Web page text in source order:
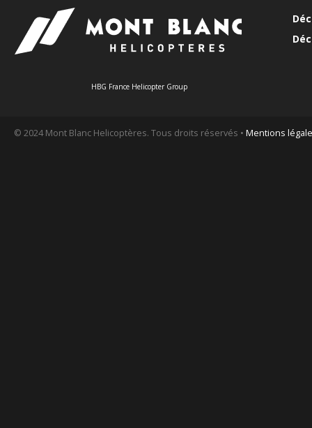
HBG France Helicopter Group
© 2024 Mont Blanc Helicoptères. Tous droits réservés • Mentions